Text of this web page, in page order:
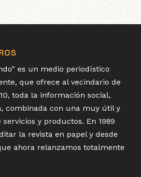
es un medio periodístico
que ofrece al vecindario de
toda la información social,
combinada con una muy útil y
y productos. En 1989
la revista en papel y desde
ahora relanzamos totalmente